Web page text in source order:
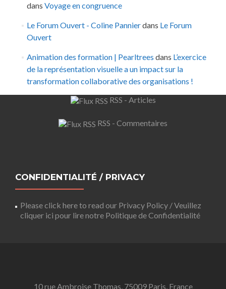
dans Voyage en congruence
Le Forum Ouvert - Coline Pannierdans Le Forum
Ouvert
Animation des formation | Pearltrees dans L’exercice
de la représentation visuelle a un impact sur la
transformation collaborative des organisations !
RSS - Articles
RSS - Commentaires
CONFIDENTIALITÉ / PRIVACY
Please click here to read our Privacy Policy / Veuillez
cliquer ici pour lire notre Politique de Confidentialité
10 rue Ambroise Thomas, 75009 Paris, France